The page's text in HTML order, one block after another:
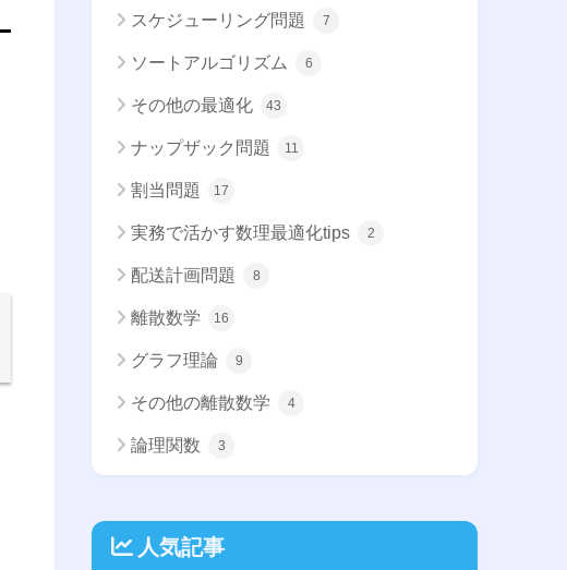
スケジューリング問題 7
ソートアルゴリズム 6
その他の最適化 43
ナップザック問題 11
割当問題 17
実務で活かす数理最適化tips 2
配送計画問題 8
離散数学 16
グラフ理論 9
その他の離散数学 4
論理関数 3
人気記事